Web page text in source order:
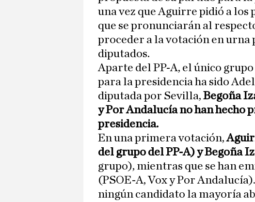
una vez que Aguirre pidió a
que se pronunciarán al
proceder a la votación en
diputados.
Aparte del PP-A, el único
para la presidencia ha sido
diputada por Sevilla, Begoña
y Por Andalucía no han hecho
presidencia.
En una primera votación,
del grupo del PP-A) y Begoña
grupo), mientras que se han
(PSOE-A, Vox y Por
ningún candidato la mayoría